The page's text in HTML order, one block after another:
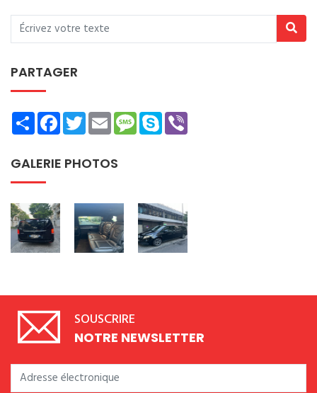
PARTAGER
ShareFacebookTwitterEmailMessage
Skype
GALERIE PHOTOS
SOUSCRIRE
NOTRE NEWSLETTER